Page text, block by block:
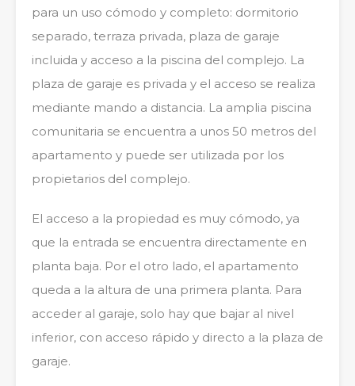
para un uso cómodo y completo: dormitorio
separado, terraza privada, plaza de garaje
incluida y acceso a la piscina del complejo. La
plaza de garaje es privada y el acceso se realiza
mediante mando a distancia. La amplia piscina
comunitaria se encuentra a unos 50 metros del
apartamento y puede ser utilizada por los
propietarios del complejo.
El acceso a la propiedad es muy cómodo, ya
que la entrada se encuentra directamente en
planta baja. Por el otro lado, el apartamento
queda a la altura de una primera planta. Para
acceder al garaje, solo hay que bajar al nivel
inferior, con acceso rápido y directo a la plaza de
garaje.